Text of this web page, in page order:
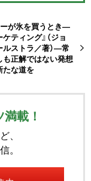
ーが氷を買うとき―
ティング』（ジョ
ルストラ／著）―常
も正解ではない発想
たな道を
載！
、
。